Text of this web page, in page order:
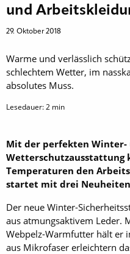
und
29. Oktober 2018
Warme und verlässlich
schlechtem Wetter, im
absolutes Muss.
Lesedauer:2 min
Mit der perfekten Winter-
Wetterschutzausstattung
Temperaturen den
startet mit drei
Der neue Winter-
aus atmungsaktivem Leder.
Webpelz-Warmfutter hält er
aus Mikrofaser erleichtern